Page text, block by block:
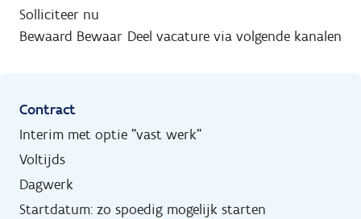
Solliciteer nu
Bewaard Bewaar Deel vacature via volgende kanalen
Contract
Interim met optie "vast werk"
Voltijds
Dagwerk
Startdatum: zo spoedig mogelijk starten